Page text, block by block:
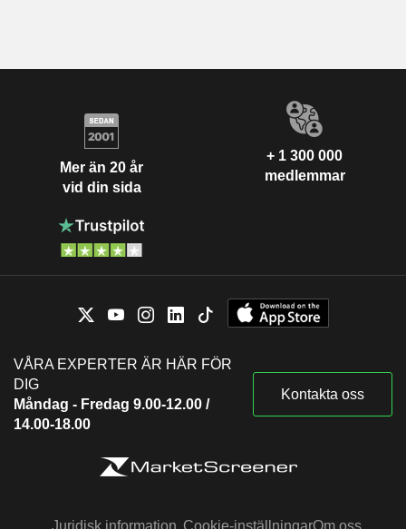
Mer än 20 år
vid din sida
+ 1 300 000
medlemmar
VÅRA EXPERTER ÄR HÄR FÖR
DIG
Måndag - Fredag 9.00-12.00 /
14.00-18.00
Kontakta oss